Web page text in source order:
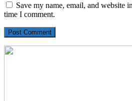
Save my name, email, and website
time I comment.